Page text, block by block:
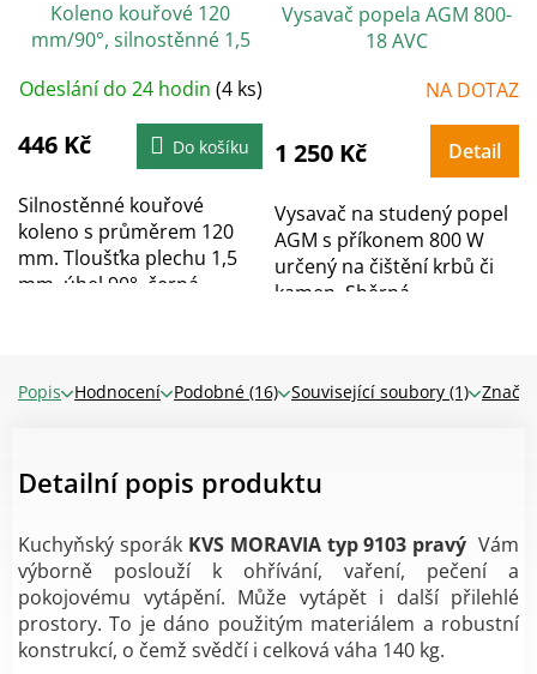
Koleno kouřové 120
mm/90°, silnostěnné 1,5
Odeslání do 24 hodin (4 ks)
446 Kč Do košíku
Silnostěnné kouřové
koleno s průměrem 120
mm. Tloušťka plechu 1,5
mm, úhel 90°, černá...
Vysavač popela AGM 800-
18 AVC
NA DOTAZ
1 250 Kč Detail
Vysavač na studený popel
AGM s příkonem 800 W
určený na čištění krbů či
kamen. Sběrná...
Popis Podobné (16) Související soubory (1)
Hodnocení Značka
Detailní popis produktu
Kuchyňský sporákKVS MORAVIA typ 9103 pravý Vám
výborně poslouží k ohřívání, vaření, pečení a
pokojovému vytápění. Může vytápět i další přilehlé
prostory. To je dáno použitým materiálem a robustní
konstrukcí, o čemž svědčí i celková váha 140 kg.